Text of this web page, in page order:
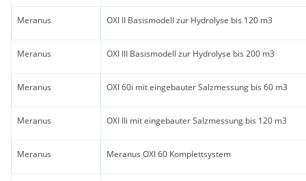
Meranus OXI II Basismodell zur Hydrolyse bis 120 m3
Meranus OXI III Basismodell zur Hydrolyse bis 200 m3
Meranus OXI 60i mit eingebauter Salzmessung bis 60 m3
Meranus OXI IIi mit eingebauter Salzmessung bis 120 m3
Meranus Meranus OXI 60 Komplettsystem